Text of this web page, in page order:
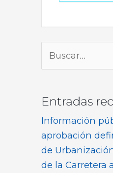
Buscar
por:
Entradas
Información
aprobación
de
de la Carretera